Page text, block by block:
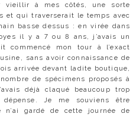
vieillir à mes côtés, une sorte
et qui traverserait le temps avec
basse dessus : en virée dans
il y a 7 ou 8 ans, j’avais un
mon tour à l’exact
sans avoir connaissance de
arrivée devant ladite boutique,
de spécimens proposés à
déjà claqué beaucoup trop
dépense. Je me souviens être
n’ai gardé de cette journée de